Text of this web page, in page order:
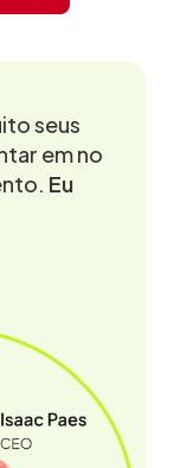
seus
em no
Eu